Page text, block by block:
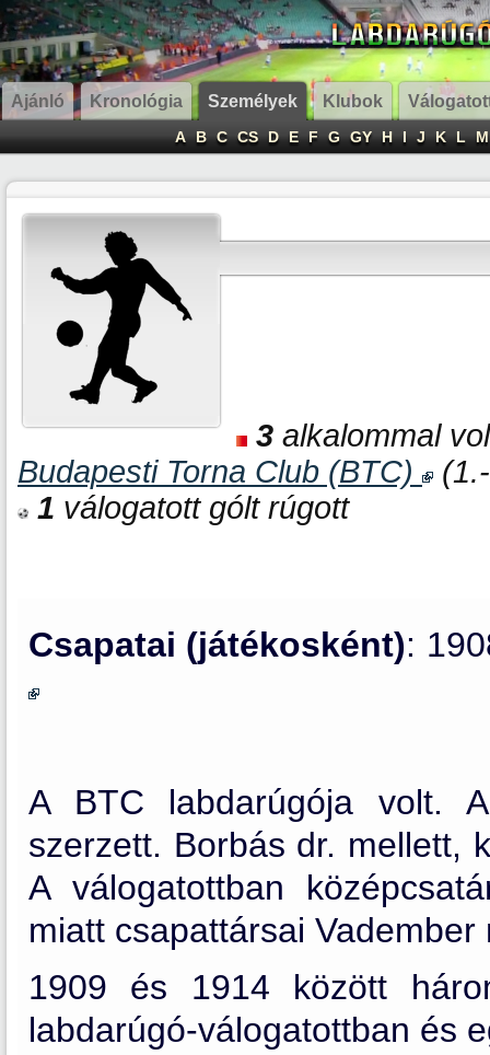
Ajánló Kronológia Személyek Klubok
A B C CS D E F G GY H I J K L M
3 alkalommal
Budapesti Torna Club (BTC)
1 válogatott gólt rúgott
Csapatai (játékosként):
A BTC labdarúgója volt.
szerzett. Borbás dr. mellett,
A válogatottban
miatt csapattársai
1909 és 1914 között
labdarúgó-válogatottban és